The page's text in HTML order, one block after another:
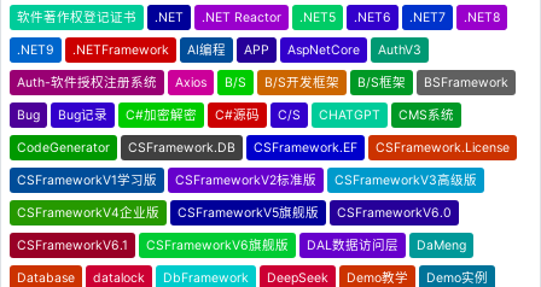
软件著作权登记证书 .NET .NET Reactor .NET5 .NET6 .NET7 .NET8
.NET9 .NETFramework AI编程 APP AspNetCore AuthV3
Auth-软件授权注册系统 Axios B/S B/S开发框架 B/S框架 BSFramework
Bug Bug记录 C#加密解密 C#源码 C/S CHATGPT CMS系统
CodeGenerator CSFramework.DB CSFramework.EF CSFramework.License
CSFrameworkV1学习版 CSFrameworkV2标准版 CSFrameworkV3高级版
CSFrameworkV4企业版 CSFrameworkV5旗舰版 CSFrameworkV6.0
CSFrameworkV6.1 CSFrameworkV6旗舰版 DAL数据访问层 DaMeng
Database datalock DbFramework DeepSeek Demo教学 Demo实例